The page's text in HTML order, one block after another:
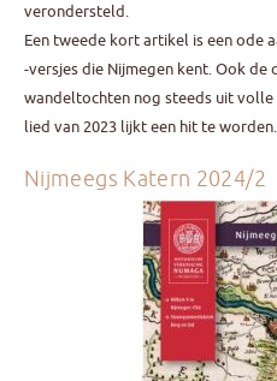
verondersteld.
Een tweede kort artikel is een ode
-versjes die Nijmegen kent. Ook
wandeltochten nog steeds uit
lied van 2023 lijkt een hit te worden.
Nijmeegs Katern 2024/2